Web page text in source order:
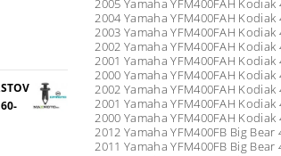
2005 Yamaha YFM400FAH
2004 Yamaha YFM400FAH
2003 Yamaha YFM400FAH
2002 Yamaha YFM400FAH
2001 Yamaha YFM400FAH
2000 Yamaha YFM400FAH
2002 Yamaha YFM400FAH
2001 Yamaha YFM400FAH
2000 Yamaha YFM400FAH
2012 Yamaha YFM400FB Big Bear
2011 Yamaha YFM400FB Big Bear